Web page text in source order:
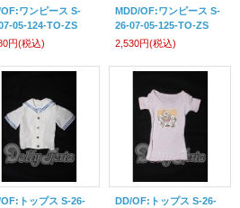
ワンピース S-
05-124-TO-ZS
円(税込)
MDD/OF:ワンピース S-
26-07-05-125-TO-ZS
2,530円(税込)
OF:トップス S-26-
DD/OF:トップス S-26-